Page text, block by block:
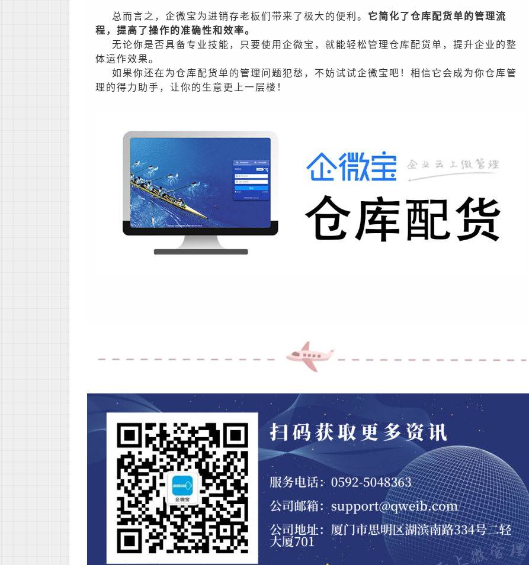
总而言之，企微宝为进销存老板们带来了极大的便利。 它简化了仓库配货单的管理流
程，提高了操作的准确性和效率。
无论你是否具备专业技能 ，只要使用企微宝，就能轻松管理仓库配货单，提升企业的整
体运作效果。
如果你还在为仓库配货单的管理问题犯愁，不妨试试企微宝吧！相信它会成为你仓库管
理的得力助手，让你的生意更上一层楼！